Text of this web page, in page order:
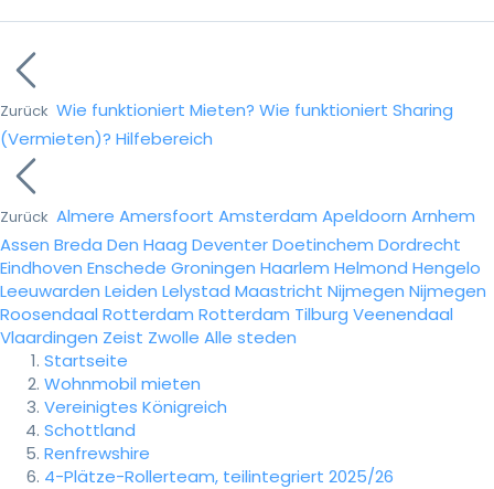
Zurück Wie funktioniert Mieten? Wie funktioniert Sharing
(Vermieten)? Hilfebereich
Zurück Almere Amersfoort Amsterdam Apeldoorn Arnhem
Assen Breda Den Haag DeventerDoetinchem Dordrecht
Eindhoven Enschede Groningen Haarlem Helmond Hengelo
Leeuwarden Leiden Lelystad Maastricht Nijmegen Nijmegen
Roosendaal Rotterdam Rotterdam Tilburg Veenendaal
Vlaardingen Zeist Zwolle Alle steden
Startseite
Wohnmobil mieten
Vereinigtes Königreich
Schottland
Renfrewshire
4-Plätze-Rollerteam, teilintegriert 2025/26